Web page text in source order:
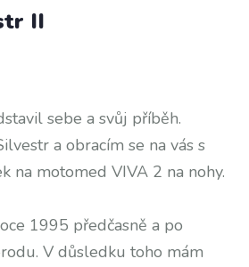
II
sebe a svůj příběh.
a obracím se na vás s
na motomed VIVA 2 na nohy.
1995 předčasně a po
V důsledku toho mám